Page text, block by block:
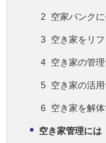
空家バンク
空き家をリ
空き家の管
空き家の活
空き家を解体
空き家管理には